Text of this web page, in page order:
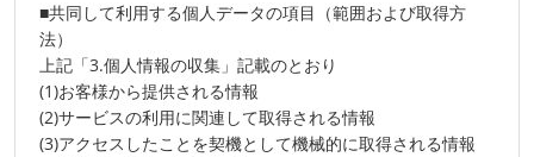
■共同して利用する個人データの項目（範囲および取得方
法）
上記「3.個人情報の収集」記載のとおり
(1)お客様から提供される情報
(2)サービスの利用に関連して取得される情報
(3)アクセスしたことを契機として機械的に取得される情報